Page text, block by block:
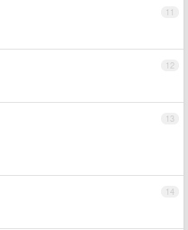
11
12
13
14